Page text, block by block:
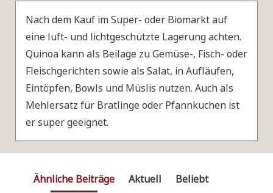
Nach dem Kauf im Super- oder Biomarkt auf
eine luft- und lichtgeschützte Lagerung achten.
Quinoa kann als Beilage zu Gemüse-, Fisch- oder
Fleischgerichten sowie als Salat, in Aufläufen,
Eintöpfen, Bowls und Müslis nutzen. Auch als
Mehlersatz für Bratlinge oder Pfannkuchen ist
er super geeignet.
Ähnliche Beiträge Aktuell Beliebt